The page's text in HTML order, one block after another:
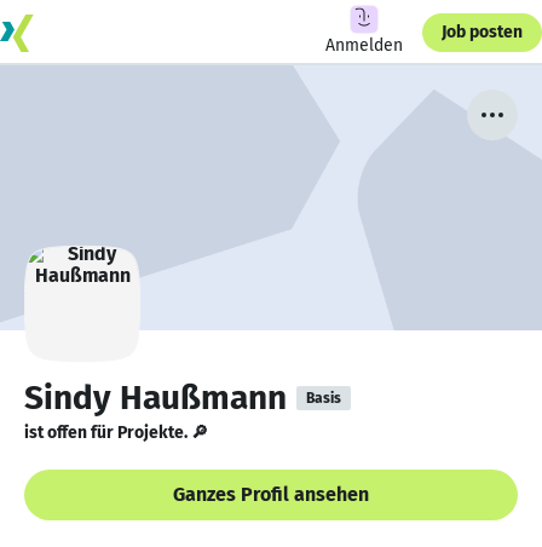
Anmelden
Job posten
Sindy Haußmann Basis
ist offen für Projekte. 🔎
Ganzes Profil ansehen